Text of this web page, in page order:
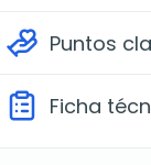
Puntos
Ficha